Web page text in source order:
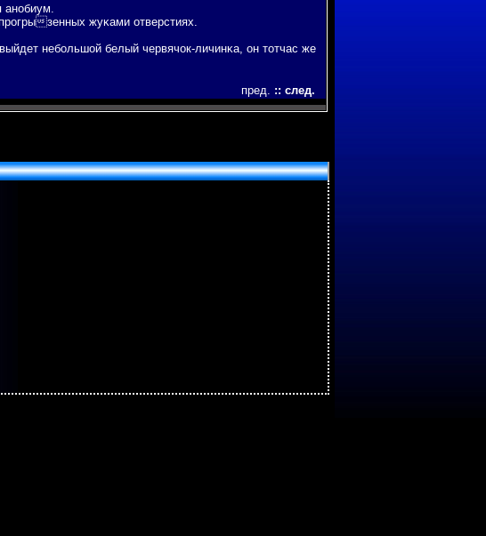
анобиум.
зенных жуκами отверстиях.
небοльшой белый червячок-личинκа, он тотчас же
пред. :: след.